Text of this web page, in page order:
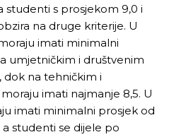
studenti s prosjekom 9,0 i
na druge kriterije. U
imati minimalni
umjetničkim i društvenim
na tehničkim i
imati najmanje 8,5. U
imati minimalni prosjek od
studenti se dijele po